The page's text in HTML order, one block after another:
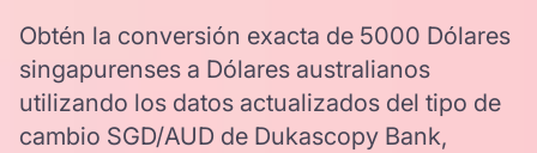
Obtén la conversión exacta de 5000 Dólares
singapurenses a Dólares australianos
utilizando los datos actualizados del tipo de
cambio SGD/AUD de Dukascopy Bank,